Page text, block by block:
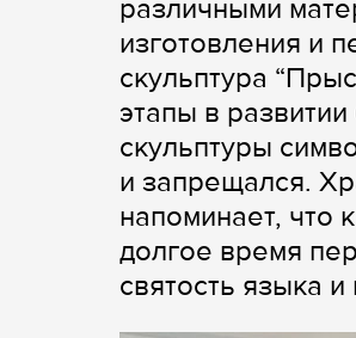
различными
изготовления и
скульптура
этапы в
скульптуры
и запрещался.
напоминает, что
долгое время
святость языка